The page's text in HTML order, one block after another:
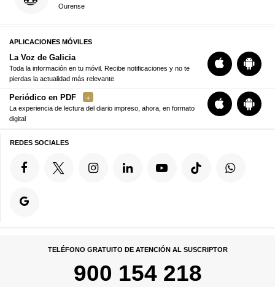
Ourense
APLICACIONES MÓVILES
La Voz de Galicia
Toda la información en tu móvil. Recibe notificaciones y no te
pierdas la actualidad más relevante
Periódico en PDF
La experiencia de lectura del diario impreso, ahora, en formato
digital
REDES SOCIALES
TELÉFONO GRATUITO DE ATENCIÓN AL SUSCRIPTOR
900 154 218